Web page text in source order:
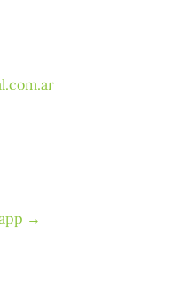
con procesos de
integral a nuestros
Pcia de Neuquén.
→